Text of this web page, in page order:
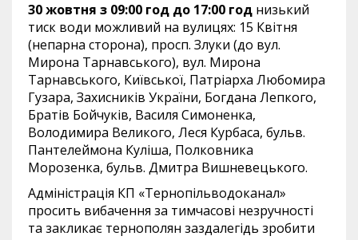
30 жовтня з 09:00 год до 17:00 год низький
тиск води можливий на вулицях: 15 Квітня
(непарна сторона), просп. Злуки (до вул.
Мирона Тарнавського), вул. Мирона
Тарнавського, Київської, Патріарха Любомира
Гузара, Захисників України, Богдана Лепкого,
Братів Бойчуків, Василя Симоненка,
Володимира Великого, Леся Курбаса, бульв.
Пантелеймона Куліша, Полковника
Морозенка, бульв. Дмитра Вишневецького.
Адміністрація КП «Тернопільводоканал»
просить вибачення за тимчасові незручності
та закликає тернополян заздалегідь зробити